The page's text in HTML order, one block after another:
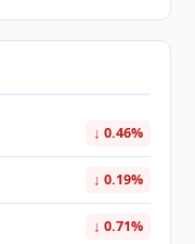
↓ 0.46%
↓ 0.19%
↓ 0.71%